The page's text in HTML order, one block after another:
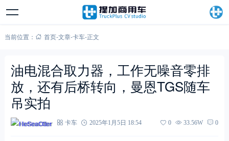
当前位置： 首页-文章-卡车-正文
油电混合取力器，工作无噪音零排
放，还有后桥转向，曼恩TGS随车
吊实拍
HeSeaOtter 卡车 2025年1月5日 18:54 0 33.56W 0